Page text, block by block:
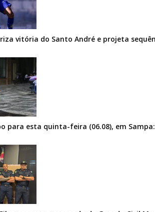
vitória do Santo André e projeta
para esta quinta-feira (06.08), em